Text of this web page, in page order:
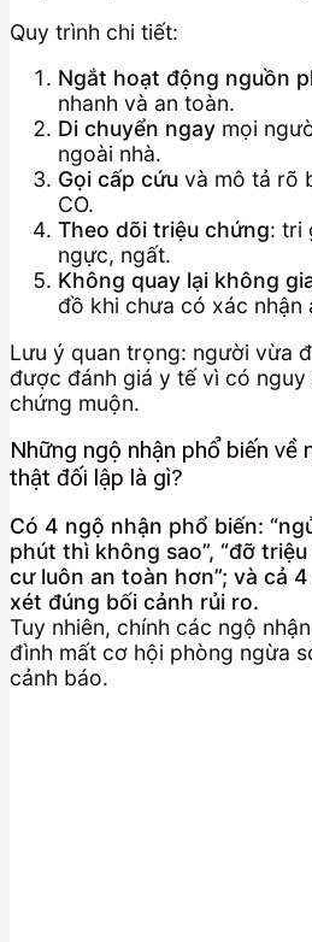
Quy trình chi tiết:
Ngắt hoạt động nguồn
nhanh và an toàn.
Di chuyển ngay mọi
ngoài nhà.
Gọi cấp cứu và mô tả rõ
CO.
Theo dõi triệu chứng: tri
ngực, ngất.
Không quay lại không
đồ khi chưa có xác nhận
Lưu ý quan trọng: người vừa
được đánh giá y tế vì có
chứng muộn.
Những ngộ nhận phổ biến về
thật đối lập là gì?
Có 4 ngộ nhận phổ biến:
phút thì không sao”, “đỡ
cư luôn an toàn hơn”; và cả
xét đúng bối cảnh rủi ro.
Tuy nhiên, chính các ngộ
đình mất cơ hội phòng ngừa
cảnh báo.